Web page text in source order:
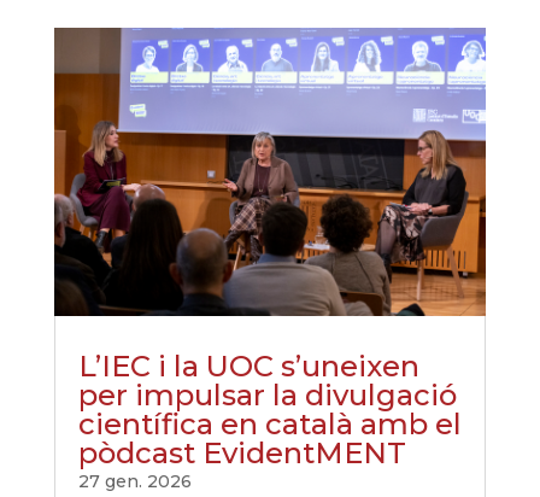
L’IEC i la UOC s’uneixen
per impulsar la divulgació
científica en català amb el
pòdcast EvidentMENT
27 gen. 2026